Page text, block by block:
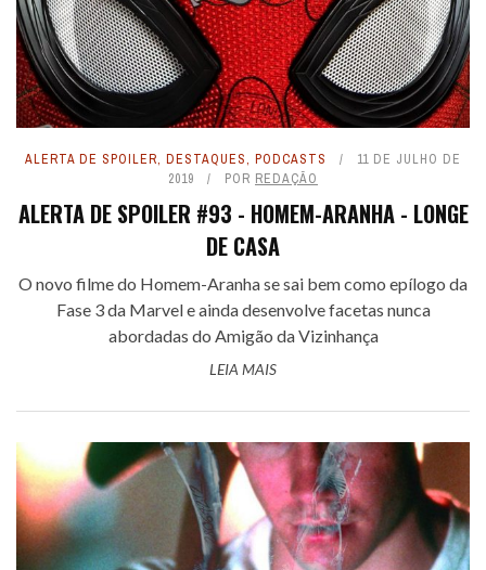
ALERTA DE SPOILER, DESTAQUES, PODCASTS
11 DE JULHO DE
2019
POR REDAÇÃO
ALERTA DE SPOILER #93 - HOMEM-ARANHA - LONGE
DE CASA
O novo filme do Homem-Aranha se sai bem como epílogo da
Fase 3 da Marvel e ainda desenvolve facetas nunca
abordadas do Amigão da Vizinhança
LEIA MAIS